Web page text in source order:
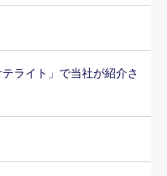
ライト」で当社が紹介さ